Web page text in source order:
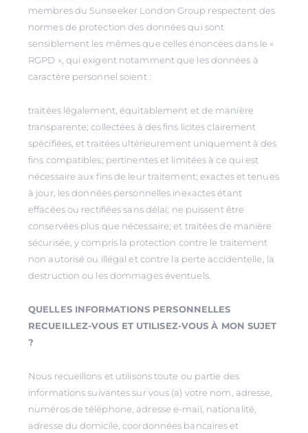
membres du Sunseeker London Group respectent des
normes de protection des données qui sont
sensiblement les mêmes que celles énoncées dans le «
RGPD », qui exigent notamment que les données à
caractère personnel soient :
traitées légalement, équitablement et de manière
transparente; collectées à des fins licites clairement
spécifiées, et traitées ultérieurement uniquement à des
fins compatibles; pertinentes et limitées à ce qui est
nécessaire aux fins de leur traitement; exactes et tenues
à jour, les données personnelles inexactes étant
effacées ou rectifiées sans délai; ne puissent être
conservées plus que nécessaire; et traitées de manière
sécurisée, y compris la protection contre le traitement
non autorisé ou illégal et contre la perte accidentelle, la
destruction ou les dommages éventuels.
QUELLES INFORMATIONS PERSONNELLES
RECUEILLEZ-VOUS ET UTILISEZ-VOUS À MON SUJET
?
Nous recueillons et utilisons toute ou partie des
informations suivantes sur vous (a) votre nom, adresse,
numéros de téléphone, adresse e-mail, nationalité,
adresse du domicile, coordonnées bancaires et